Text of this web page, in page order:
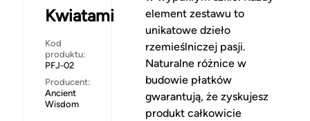
Kwiatami
Kod
produktu:
PFJ-02
Producent:
Ancient
Wisdom
element zestawu to
unikatowe dzieło
rzemieślniczej pasji.
Naturalne różnice w
budowie płatków
gwarantują, że zyskujesz
produkt całkowicie